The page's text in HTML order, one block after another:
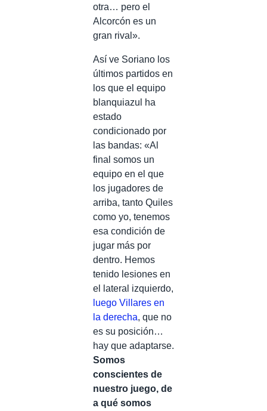
otra… pero el
Alcorcón es un
gran rival».
Así ve Soriano los
últimos partidos en
los que el equipo
blanquiazul ha
estado
condicionado por
las bandas: «Al
final somos un
equipo en el que
los jugadores de
arriba, tanto Quiles
como yo, tenemos
esa condición de
jugar más por
dentro. Hemos
tenido lesiones en
el lateral izquierdo,
luego Villares en
la derecha, que no
es su posición…
hay que adaptarse.
Somos
conscientes de
nuestro juego, de
a qué somos